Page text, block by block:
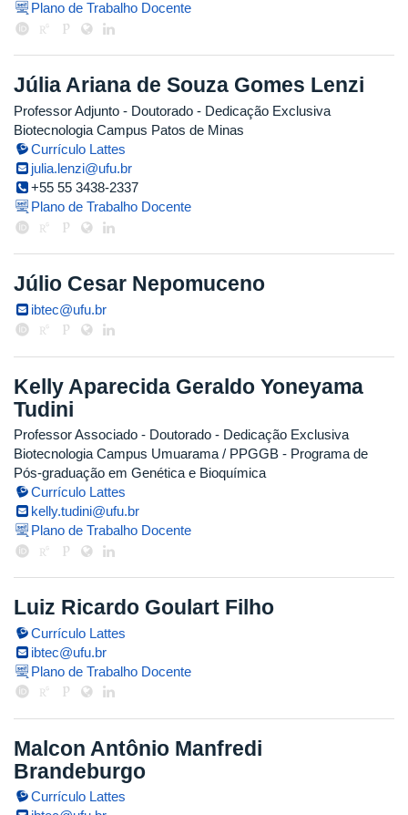
Plano de Trabalho Docente
Júlia Ariana de Souza Gomes Lenzi
Professor Adjunto - Doutorado - Dedicação Exclusiva
Biotecnologia Campus Patos de Minas
Currículo Lattes
julia.lenzi@ufu.br
+55 55 3438-2337
Plano de Trabalho Docente
Júlio Cesar Nepomuceno
ibtec@ufu.br
Kelly Aparecida Geraldo Yoneyama
Tudini
Professor Associado - Doutorado - Dedicação Exclusiva
Biotecnologia Campus Umuarama / PPGGB - Programa de
Pós-graduação em Genética e Bioquímica
Currículo Lattes
kelly.tudini@ufu.br
Plano de Trabalho Docente
Luiz Ricardo Goulart Filho
Currículo Lattes
ibtec@ufu.br
Plano de Trabalho Docente
Malcon Antônio Manfredi
Brandeburgo
Currículo Lattes